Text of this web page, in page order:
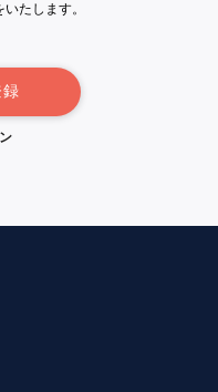
たします。